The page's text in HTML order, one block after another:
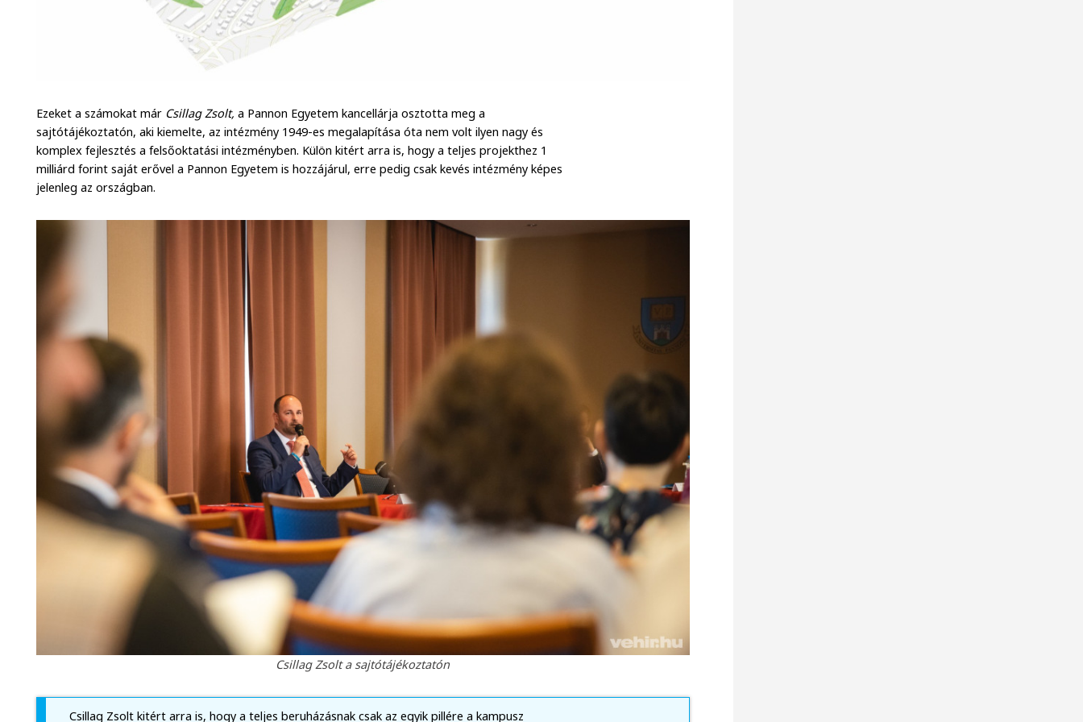
Ezeket a számokat már Csillag Zsolt, a Pannon Egyetem kancellárja osztotta meg a
sajtótájékoztatón, aki kiemelte, az intézmény 1949-es megalapítása óta nem volt ilyen nagy és
komplex fejlesztés a felsőoktatási intézményben. Külön kitért arra is, hogy a teljes projekthez 1
milliárd forint saját erővel a Pannon Egyetem is hozzájárul, erre pedig csak kevés intézmény képes
jelenleg az országban.
Csillag Zsolt a sajtótájékoztatón
Csillag Zsolt kitért arra is, hogy a teljes beruházásnak csak az egyik pillére a kampusz